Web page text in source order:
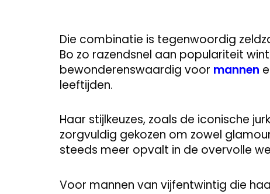
Die combinatie is tegenwoordig
Bo zo razendsnel aan populariteit
bewonderenswaardig voor mannen
leeftijden.
Haar stijlkeuzes, zoals de iconische
zorgvuldig gekozen om zowel
steeds meer opvalt in de overvolle
Voor mannen van vijfentwintig die